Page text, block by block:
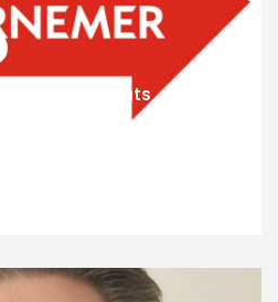
Ik Ben Drents